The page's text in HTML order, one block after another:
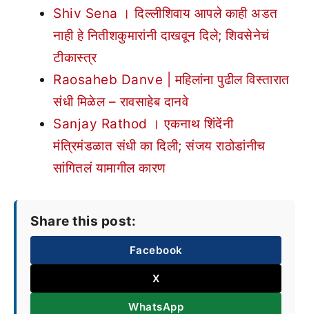
Shiv Sena । दिल्लीशिवाय आपले काही अडत
नाही हे नितीशकुमारांनी दाखवून दिले; शिवसेनेचं
टीकास्त्र
Raosaheb Danve | महिलांना पुढील विस्तारात
संधी मिळेल – रावसाहेब दानवे
Sanjay Rathod । एकनाथ शिंदेंनी
मंत्रिमंडळात संधी का दिली; संजय राठोडांनीच
सांगितलं यामागील कारण
Share this post:
Facebook
X
WhatsApp